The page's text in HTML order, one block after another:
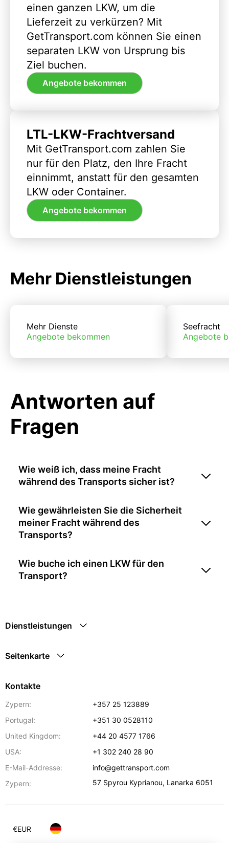
einen ganzen LKW, um die
Lieferzeit zu verkürzen? Mit
GetTransport.com können Sie einen
separaten LKW von Ursprung bis
Ziel buchen.
Angebote bekommen
LTL-LKW-Frachtversand
Mit GetTransport.com zahlen Sie
nur für den Platz, den Ihre Fracht
einnimmt, anstatt für den gesamten
LKW oder Container.
Angebote bekommen
Mehr Dienstleistungen
Mehr Dienste
Angebote bekommen
Seefracht
Angebote
Antworten auf
Fragen
Wie weiß ich, dass meine Fracht
während des Transports sicher ist?
Wie gewährleisten Sie die Sicherheit
meiner Fracht während des
Transports?
Wie buche ich einen LKW für den
Transport?
Dienstleistungen
Seitenkarte
Kontakte
Zypern:
+357 25 123889
Portugal:
+351 30 0528110
United Kingdom:
+44 20 4577 1766
USA:
+1 302 240 28 90
E-Mail-Addresse:
info@gettransport.com
Zypern:
57 Spyrou Kyprianou, Lanarka 6051
€EUR